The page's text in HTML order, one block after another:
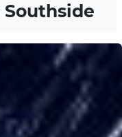
Southside